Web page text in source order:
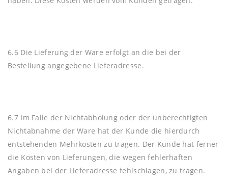
6.6 Die Lieferung der Ware erfolgt an die bei der
Bestellung angegebene Lieferadresse.
6.7 Im Falle der Nichtabholung oder der unberechtigten
Nichtabnahme der Ware hat der Kunde die hierdurch
entstehenden Mehrkosten zu tragen. Der Kunde hat ferner
die Kosten von Lieferungen, die wegen fehlerhaften
Angaben bei der Lieferadresse fehlschlagen, zu tragen.